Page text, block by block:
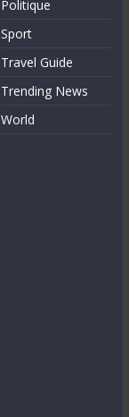
Politique
Sport
Travel Guide
Trending News
World